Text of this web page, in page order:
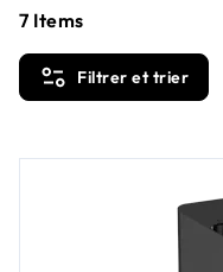
Filtrer et trier
7 Items